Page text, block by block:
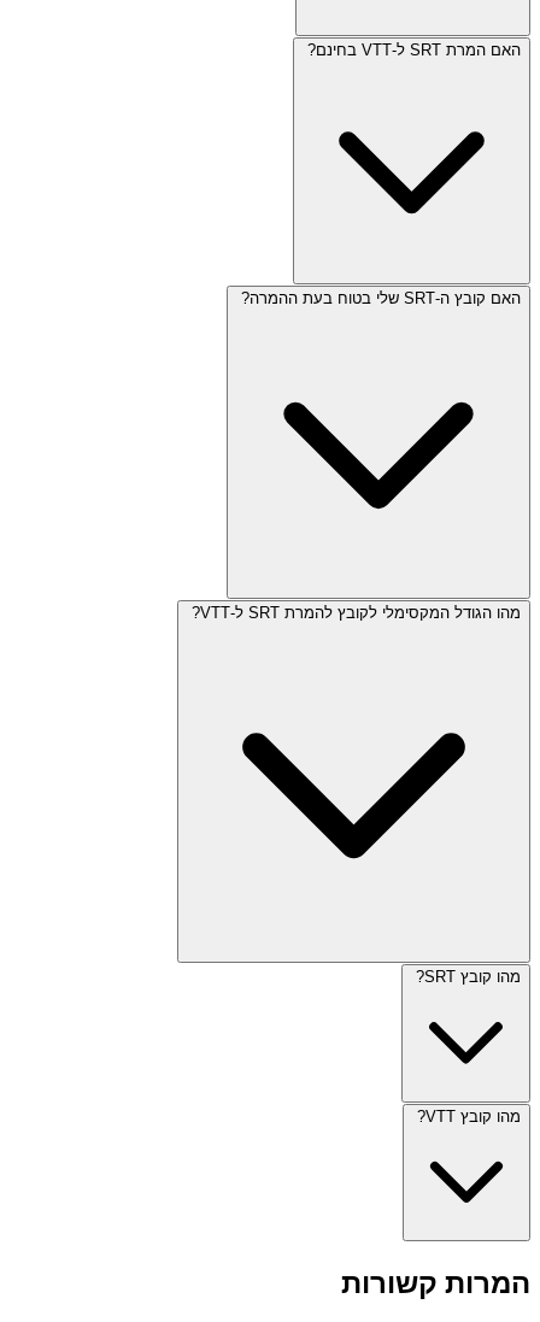
האם המרת SRT ל-VTT בחינם?
האם קובץ ה-SRT שלי בטוח בעת ההמרה?
מהו הגודל המקסימלי לקובץ להמרת SRT ל-VTT?
מהו קובץ SRT?
מהו קובץ VTT?
המרות קשורות